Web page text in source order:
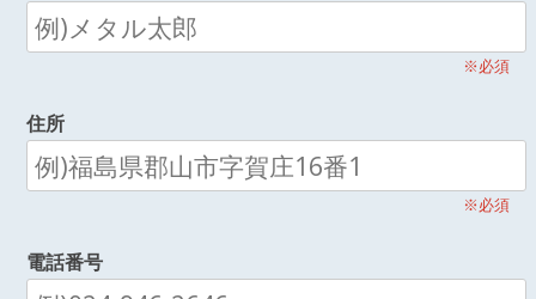
※必須
住所
※必須
電話番号